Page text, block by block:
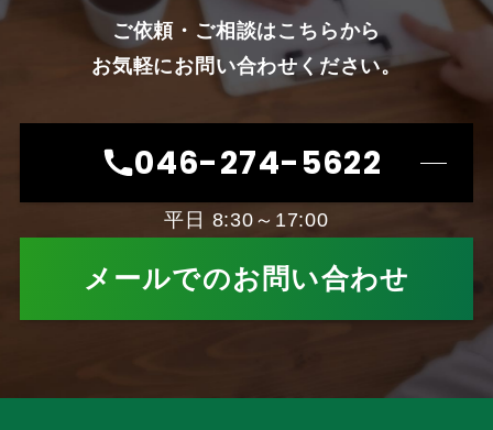
ご依頼・ご相談はこちらから
お気軽にお問い合わせください。
046-274-5622
平日 8:30～17:00
メールでのお問い合わせ